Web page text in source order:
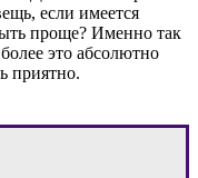
если имеется
проще? Именно так
это абсолютно
приятно.